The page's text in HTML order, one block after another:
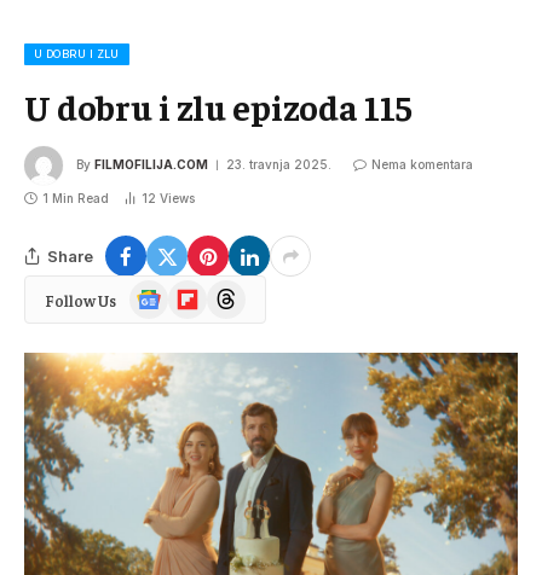
U DOBRU I ZLU
U dobru i zlu epizoda 115
By FILMOFILIJA.COM 23. travnja 2025. Nema komentara
1 Min Read 12 Views
Share
Follow Us
GoogleFlipboardThreads